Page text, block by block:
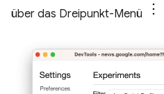
über das Dreipunkt-Menü